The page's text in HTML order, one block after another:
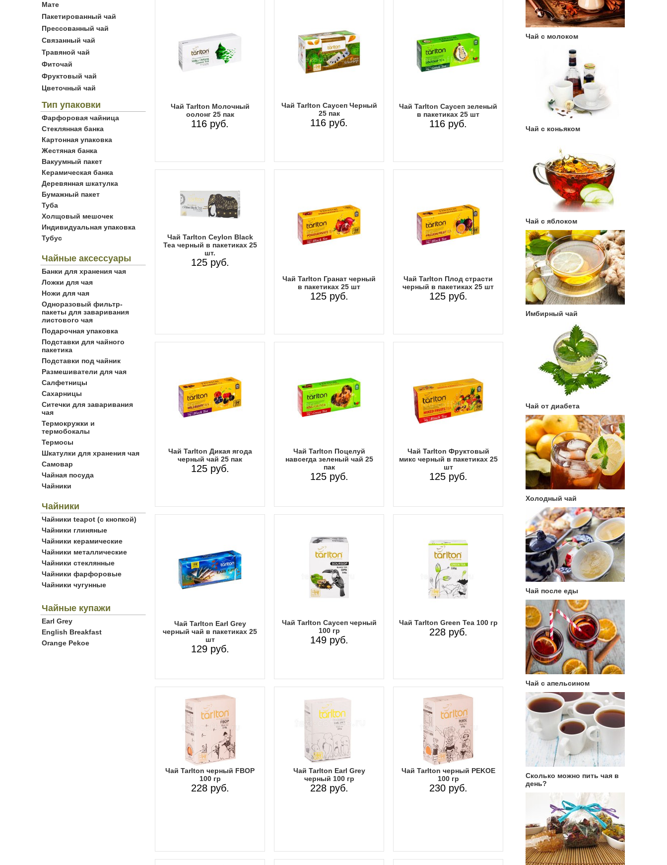
Мате
Пакетированный чай
Прессованный чай
Связанный чай
Травяной чай
Фиточай
Фруктовый чай
Цветочный чай
Тип упаковки
Фарфоровая чайница
Стеклянная банка
Картонная упаковка
Жестяная банка
Вакуумный пакет
Керамическая банка
Деревянная шкатулка
Бумажный пакет
Туба
Холщовый мешочек
Индивидуальная упаковка
Тубус
Чайные аксессуары
Банки для хранения чая
Ложки для чая
Ножи для чая
Одноразовый фильтр-
пакеты для заваривания
листового чая
Подарочная упаковка
Подставки для чайного
пакетика
Подставки под чайник
Размешиватели для чая
Салфетницы
Сахарницы
Ситечки для заваривания
чая
Термокружки и
термобокалы
Термосы
Шкатулки для хранения чая
Самовар
Чайная посуда
Чайники
Чайники
Чайники teapot (с кнопкой)
Чайники глиняные
Чайники керамические
Чайники металлические
Чайники стеклянные
Чайники фарфоровые
Чайники чугунные
Чайные купажи
Earl Grey
English Breakfast
Orange Pekoe
Чай Tarlton Молочный
оолонг 25 пак
116 руб.
Чай Tarlton Саусеп Черный
25 пак
116 руб.
Чай Tarlton Саусеп зеленый
в пакетиках 25 шт
116 руб.
Чай Tarlton Ceylon Black
Tea черный в пакетиках 25
шт.
125 руб.
Чай Tarlton Гранат черный
в пакетиках 25 шт
125 руб.
Чай Tarlton Плод страсти
черный в пакетиках 25 шт
125 руб.
Чай Tarlton Дикая ягода
черный чай 25 пак
125 руб.
Чай Tarlton Поцелуй
навсегда зеленый чай 25
пак
125 руб.
Чай Tarlton Фруктовый
микс черный в пакетиках 25
шт
125 руб.
Чай Tarlton Earl Grey
черный чай в пакетиках 25
шт
129 руб.
Чай Tarlton Саусеп черный
100 гр
149 руб.
Чай Tarlton Green Tea 100 гр
228 руб.
Чай Tarlton черный FBOP
100 гр
228 руб.
Чай Tarlton Earl Grey
черный 100 гр
228 руб.
Чай Tarlton черный PEKOE
100 гр
230 руб.
Чай с молоком
Чай с коньяком
Чай с яблоком
Имбирный чай
Чай от диабета
Холодный чай
Чай после еды
Чай с апельсином
Сколько можно пить чая в
день?